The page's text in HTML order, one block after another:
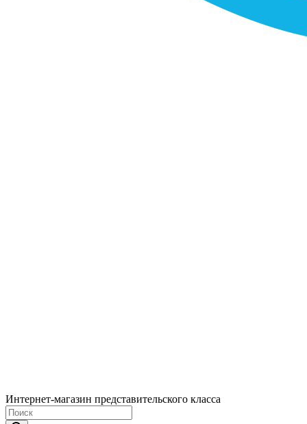
Интернет-магазин представительского класса